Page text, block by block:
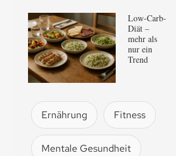
Low-Carb-
Diät –
mehr als
nur ein
Trend
Ernährung Fitness
Mentale Gesundheit